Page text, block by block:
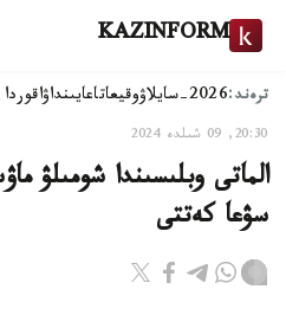
KAZINFORM
ترەند:2026-سايلاۋ وقيعاتاعايىنداۋاقوردا
20:30, 09 شىلدە 2024
سۋعا كەتتى